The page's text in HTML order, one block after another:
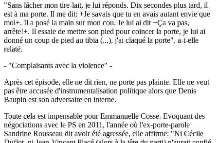
"Sans lâcher mon tire-lait, je lui réponds. Dix secondes plus tard, il
est à ma porte. Il me dit: +Je savais que tu en avais autant envie que
moi+. Il a posé la main sur mon cou. Je lui ai dit +Ça va pas,
arrête!+. Il essaie de mettre son pied pour coincer la porte, je lui ai
donné un coup de pied au tibia (...), j'ai claqué la porte", a-t-elle
relaté.
- "Complaisants avec la violence" -
Après cet épisode, elle ne dit rien, ne porte pas plainte. Elle ne veut
pas être accusée d'instrumentalisation politique alors que Denis
Baupin est son adversaire en interne.
Toute cela est impensable pour Emmanuelle Cosse. Evoquant des
négociations avec le PS en 2011, l'année où l'ex-porte-parole
Sandrine Rousseau dit avoir été agressée, elle affirme: "Ni Cécile